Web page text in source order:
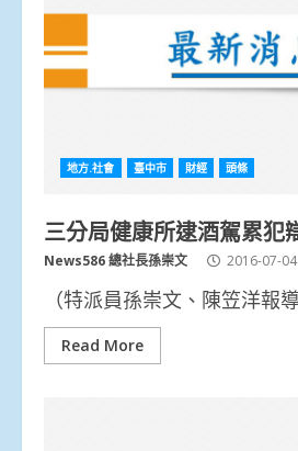
地方.社會 臺中市 財經 頭條
三分局健康所逮酒駕累犯
News586 總社長孫崇文 2016-07-04
（特派員孫崇文、陳笠洋報
Read More